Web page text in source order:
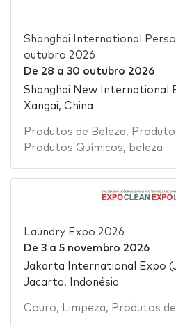
Shanghai International
outubro 2026
De 28 a 30 outubro 2026
Shanghai New International
Xangai, China
Produtos de Beleza,
Produtos Químicos, beleza
Laundry Expo 2026
De 3a 5 novembro 2026
Jakarta International Expo
Jacarta, Indonésia
Couro, Limpeza, Produtos